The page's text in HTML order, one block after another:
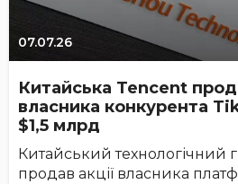
07.07.26
Китайська Tencent
власника конкурента
$1,5 млрд
Китайський технологічний
продав акції власника